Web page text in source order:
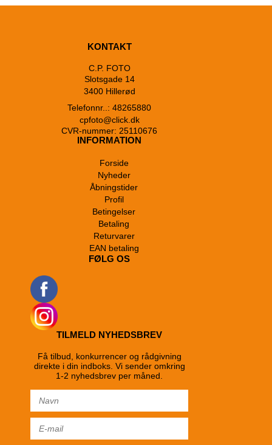
KONTAKT
C.P. FOTO
Slotsgade 14
3400 Hillerød
Telefonnr..: 48265880
cpfoto@click.dk
CVR-nummer: 25110676
INFORMATION
Forside
Nyheder
Åbningstider
Profil
Betingelser
Betaling
Returvarer
EAN betaling
FØLG OS
TILMELD NYHEDSBREV
Få tilbud, konkurrencer og rådgivning
direkte i din indboks. Vi sender omkring
1-2 nyhedsbrev per måned.